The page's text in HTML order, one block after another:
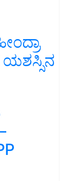
ಯಶಸ್ಸಿನ